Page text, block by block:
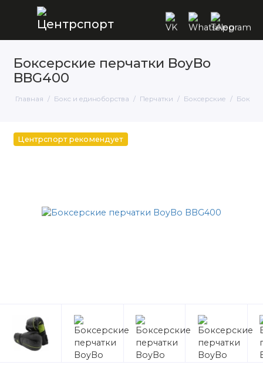
Боксерские перчатки BoyBo
BBG400
Главная Бокс и единоборства Перчатки Боксерские
Центрспорт рекомендует